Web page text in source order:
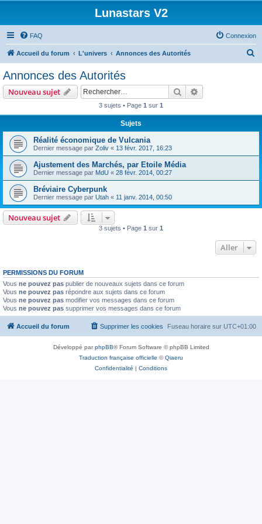
Lunastars V2
FAQ Connexion
Accueil du forum L'univers Annonces des Autorités
r
Annonces des Autorités
Nouveau sujet Rechercher
3 sujets • Page 1 sur 1
Sujets
Réalité économique de Vulcania
Dernier message par Zoliv « 13 févr. 2017, 16:23
Ajustement des Marchés, par Etoile Média
Dernier message par MdU « 28 févr. 2014, 00:27
Bréviaire Cyberpunk
Dernier message par Utah « 11 janv. 2014, 00:50
Nouveau sujet
3 sujets • Page 1 sur 1
Aller
PERMISSIONS DU FORUM
Vous ne pouvez pas publier de nouveaux sujets dans ce forum
Vous ne pouvez pas répondre aux sujets dans ce forum
Vous ne pouvez pas modifier vos messages dans ce forum
Vous ne pouvez pas supprimer vos messages dans ce forum
Accueil du forum Fuseau horaire sur UTC+01:00
Supprimer les cookies
Développé parphpBB® Forum Software © phpBB Limited
Traduction française officielle ©Qiaeru
Confidentialité | Conditions